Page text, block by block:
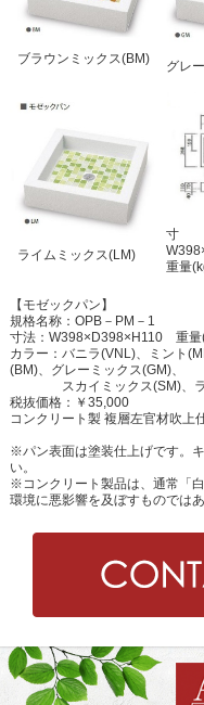
ブラウンミックス(BM) グレ
ライムミックス(LM)
重量
【モゼックパン】
規格名称：OPB－PM－1
寸法：W398×D398×H110 重量
カラー：バニラ(VNL)、ミント
(BM)、グレーミックス(GM)、
スカイミックス(SM)、ラ
税抜価格：￥35,000
コンクリート製 複層左官材吹上
※パン表面は塗装仕上げです。
い。
※コンクリート製品は、通常「
環境に悪影響を及ぼすものでは